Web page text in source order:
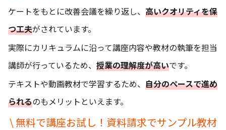
ケートをもとに改善会議を繰り返し、 高いクオリティを保
つ工夫がされています。
実際にカリキュラムに沿って講座内容や教材の執筆を担当
講師が行っているため、 授業の理解度が高いです。
テキストや動画教材で学習するため、 自分のペースで進め
られるのもメリットといえます。
\ 無料で講座お試し！資料請求でサンプル教材